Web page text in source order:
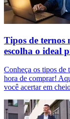
Tipos de ternos
escolha o ideal
Conheça os tipos de
hora de comprar!
você acertar em